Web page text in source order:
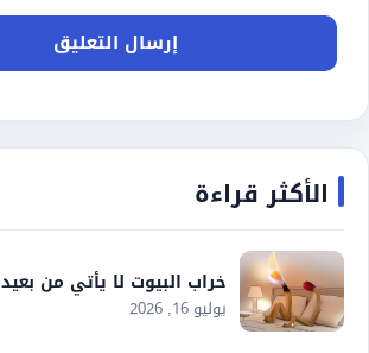
الأكثر قراءة
خراب البيوت لا يأتي من بعيد
يوليو 16, 2026